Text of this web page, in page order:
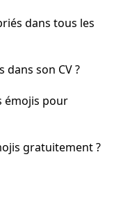
dans tous les
dans son CV ?
émojis pour
gratuitement ?